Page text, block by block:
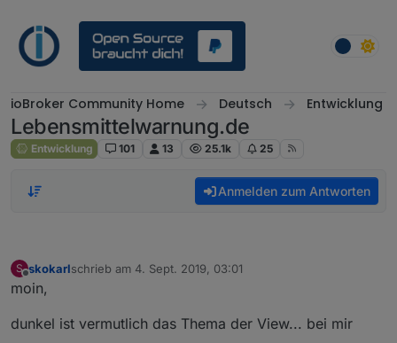
ioBroker Community Home Deutsch Entwicklung
Lebensmittelwarnung.de
Entwicklung 101 13 25.1k 25
Anmelden zum Antworten
S
Offline
skokarlschrieb am 4. Sept. 2019, 03:01
zuletzt editiert von
moin,
dunkel ist vermutlich das Thema der View... bei mir